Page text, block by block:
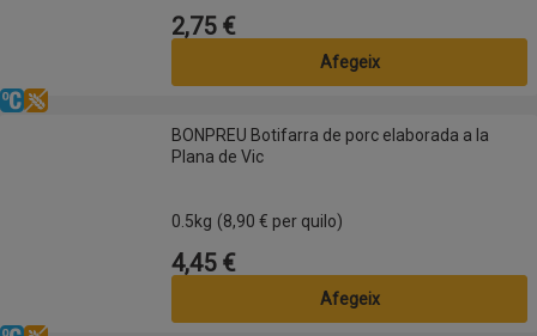
Preu
2,75 €
Afegeix
BONPREU Botifarra de porc elaborada a la Plana de Vic
Refrigerat
Sense gluten
BONPREU Botifarra de porc elaborada a la
Plana de Vic
0.5kg (8,90 € per quilo)
Preu
4,45 €
Afegeix